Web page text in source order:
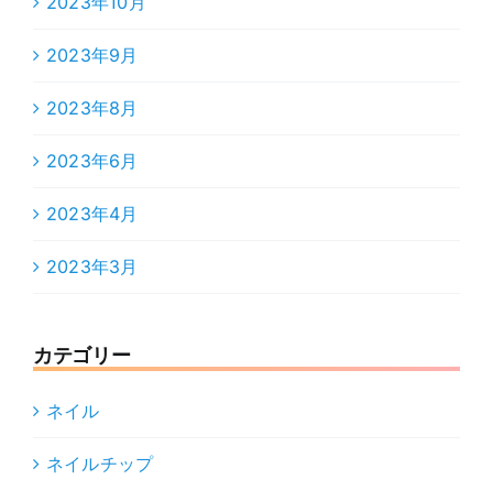
2023年9月
2023年8月
2023年6月
2023年4月
2023年3月
カテゴリー
ネイル
ネイルチップ